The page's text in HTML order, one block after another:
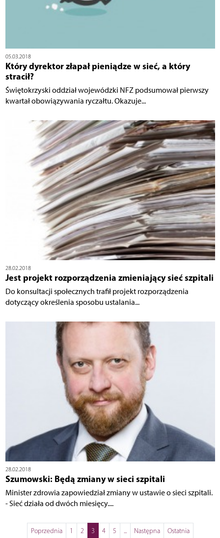
05.03.2018
Który dyrektor złapał pieniądze w sieć, a który
stracił?
Świętokrzyski oddział wojewódzki NFZ podsumował pierwszy
kwartał obowiązywania ryczałtu. Okazuje...
28.02.2018
Jest projekt rozporządzenia zmieniający sieć szpitali
Do konsultacji społecznych trafił projekt rozporządzenia
dotyczący określenia sposobu ustalania...
28.02.2018
Szumowski: Będą zmiany w sieci szpitali
Minister zdrowia zapowiedział zmiany w ustawie o sieci szpitali.
- Sieć działa od dwóch miesięcy....
Poprzednia 1 2 3 4 5 ... Następna Ostatnia